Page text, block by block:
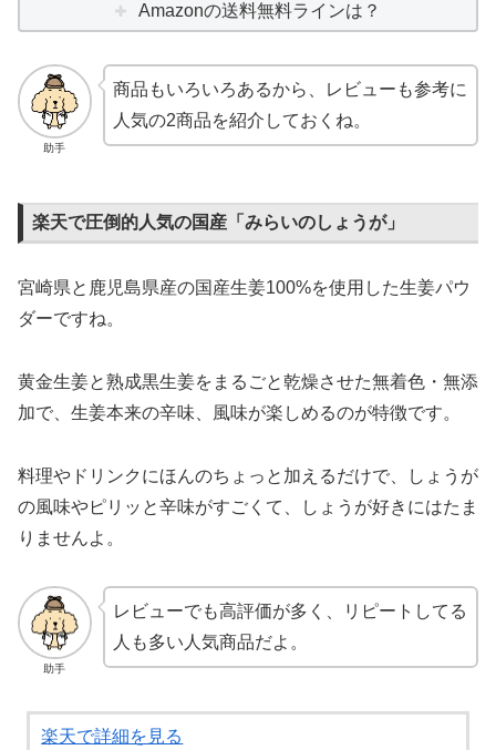
Amazonの送料無料ラインは？
助手
商品もいろいろあるから、レビューも参考に
人気の2商品を紹介しておくね。
楽天で圧倒的人気の国産「みらいのしょうが」
宮崎県と鹿児島県産の国産生姜100%を使用した生姜パウ
ダーですね。
黄金生姜と熟成黒生姜をまるごと乾燥させた無着色・無添
加で、生姜本来の辛味、風味が楽しめるのが特徴です。
料理やドリンクにほんのちょっと加えるだけで、しょうが
の風味やピリッと辛味がすごくて、しょうが好きにはたま
りませんよ。
助手
レビューでも高評価が多く、リピートしてる
人も多い人気商品だよ。
楽天で詳細を見る